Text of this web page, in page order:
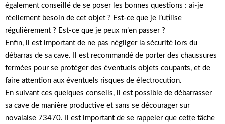
également conseillé de se poser les bonnes questions : ai-je
réellement besoin de cet objet ? Est-ce que je l’utilise
régulièrement ? Est-ce que je peux m’en passer ?
Enfin, il est important de ne pas négliger la sécurité lors du
débarras de sa cave. Il est recommandé de porter des chaussures
fermées pour se protéger des éventuels objets coupants, et de
faire attention aux éventuels risques de électrocution.
En suivant ces quelques conseils, il est possible de débarrasser
sa cave de manière productive et sans se décourager sur
novalaise 73470. Il est important de se rappeler que cette tâche